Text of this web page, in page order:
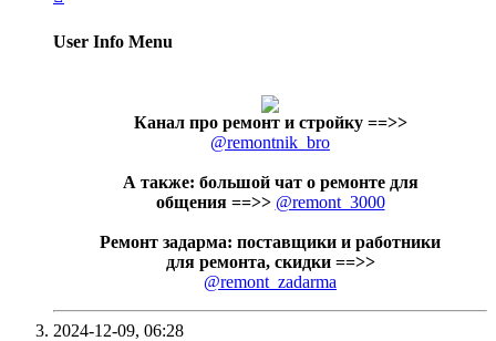
User Info Menu
Канал про ремонт и стройку ==>>
@remontnik_bro
А также: большой чат о ремонте для
общения ==>> @remont_3000
Ремонт задарма: поставщики и работники
для ремонта, скидки ==>>
@remont_zadarma
2024-12-09, 06:28